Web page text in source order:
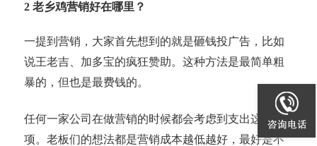
2 老乡鸡营销好在哪里？
一提到营销，大家首先想到的就是砸钱投广告，比如
说王老吉、加多宝的疯狂赞助。这种方法是最简单粗
暴的，但也是最费钱的。
任何一家公司在做营销的时候都会考虑到支出这一
项。老板们的想法都是营销成本越低越好，最好是不